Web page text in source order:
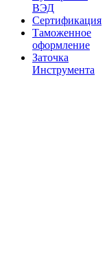
ВЭД
Сертификация
Таможенное
оформление
Заточка
Инструмента